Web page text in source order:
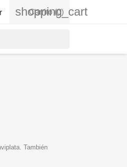
shopping_cart
Carrito (0)
También